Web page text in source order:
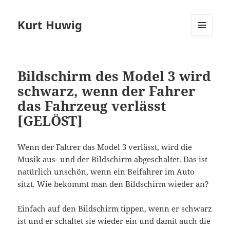
Kurt Huwig
Bildschirm des Model 3 wird
schwarz, wenn der Fahrer
das Fahrzeug verlässt
[GELÖST]
Wenn der Fahrer das Model 3 verlässt, wird die
Musik aus- und der Bildschirm abgeschaltet. Das ist
natürlich unschön, wenn ein Beifahrer im Auto
sitzt. Wie bekommt man den Bildschirm wieder an?
Einfach auf den Bildschirm tippen, wenn er schwarz
ist und er schaltet sie wieder ein und damit auch die